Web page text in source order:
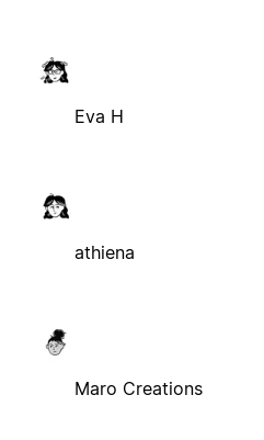
Eva H
athiena
Maro Creations